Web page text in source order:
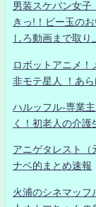
男装スケバン女子
きっ!！ビー玉の
しろ動画まで取り
ロボットアニメ！
非モテ星人 ！あ
ハルッフル-専業
く！初老人の介護
アニゲタレスト
ナベ的まとめ速報
火浦のシネマッフ